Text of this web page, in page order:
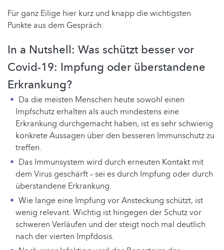
Für ganz Eilige hier kurz und knapp die wichtigsten
Punkte aus dem Gespräch:
In a Nutshell: Was schützt besser vor
Covid-19: Impfung oder überstandene
Erkrankung?
Da die meisten Menschen heute sowohl einen
Impfschutz erhalten als auch mindestens eine
Erkrankung durchgemacht haben, ist es sehr schwierig
konkrete Aussagen über den besseren Immunschutz zu
treffen.
Das Immunsystem wird durch erneuten Kontakt mit
dem Virus geschärft – sei es durch Impfung oder durch
überstandene Erkrankung.
Wie lange eine Impfung vor Ansteckung schützt, ist
wenig relevant. Wichtig ist hingegen der Schutz vor
schweren Verläufen und der steigt noch mal deutlich
nach der vierten Impfdosis.